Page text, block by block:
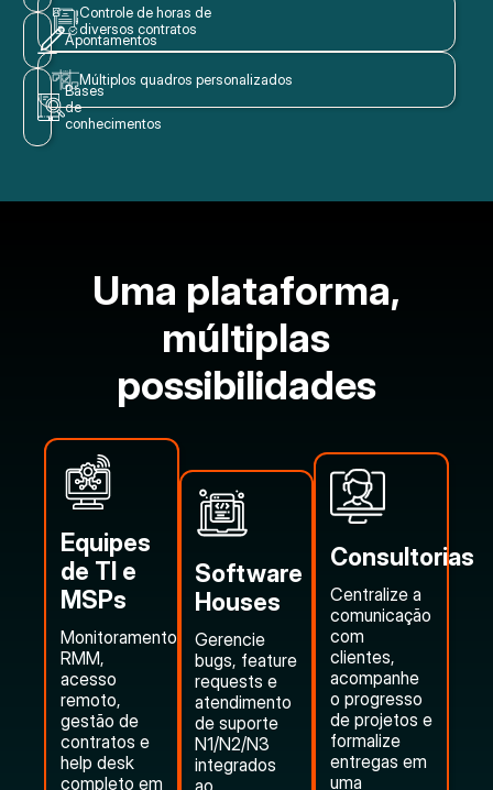
Apontamentos
Bases
de
conhecimentos
Controle de horas de
diversos contratos
Múltiplos quadros personalizados
Uma plataforma,
múltiplas
possibilidades
Equipes
de TI e
MSPs
Monitoramento
RMM,
acesso
remoto,
gestão de
contratos e
help desk
completo em
Software
Houses
Gerencie
bugs, feature
requests e
atendimento
de suporte
N1/N2/N3
integrados
Consultorias
Centralize a
comunicação
com
clientes,
acompanhe
o progresso
de projetos e
formalize
entregas em
uma